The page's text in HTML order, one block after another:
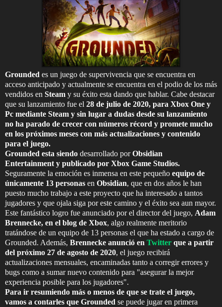
Grounded es un juego de supervivencia que se encuentra en
acceso anticipado y actualmente se encuentra en el podio de los más
vendidos en Steam y su éxito esta dando que hablar. Cabe destacar
que su lanzamiento fue el 28 de julio de 2020, para Xbox One y
Pc mediante Steam y sin lugar a dudas desde su lanzamiento
no ha parado de crecer con números récord y promete mucho
en los próximos meses con más actualizaciones y contenido
para el juego.
Grounded esta siendo desarrollado porObsidian
Entertainment y publicado por Xbox Game Studios.
Seguramente la emoción es inmensa en este pequeño equipo de
únicamente 13 personas en Obsidian, que en dos años le han
puesto mucho trabajo a este proyecto que ha interesado a tantos
jugadores y que ojala siga por este camino y el éxito sea aun mayor.
Este fantástico logro fue anunciado por el director del juego, Adam
Brennecke, en el blog de Xbox, algo realmente meritorio
tratándose de un equipo de 13 personas el que ha estado a cargo de
Grounded. Además, Brennecke anunció en Twitter que a partir
del próximo 27 de agosto de 2020, el juego recibirá
actualizaciones mensuales, encaminadas tanto a corregir errores y
bugs como a sumar nuevo contenido para "asegurar la mejor
experiencia posible para los jugadores".
Para ir resumiendo más o menos de que se trate el juego,
vamos a contarles que Grounded se puede jugar en primera